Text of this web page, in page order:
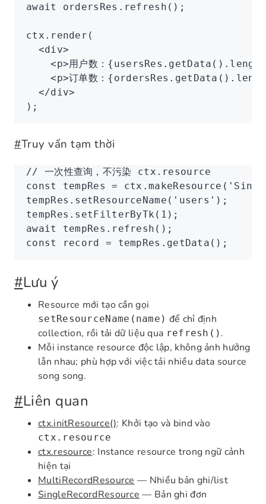
await
ordersRes .refresh ();
ctx .render (
  <
div>
    <
p>用户数：
    <
p>订单数：
  </
div>
);
#Truy vấn tạm thời
// 一次性查询，不污染 ctx.resource
const
tempRes = ctx .makeResource (
tempRes .setResourceName ( 'users' );
tempRes .setFilterByTk ( 1 );
await
tempRes .refresh ();
const
record = tempRes .getData ();
#Lưu ý
Resource mới tạo cần gọi
setResourceName(name) để chỉ định
collection, rồi tải dữ liệu qua refresh() .
Mỗi instance resource độc lập, không ảnh hưởng
lẫn nhau; phù hợp với việc tải nhiều data source
song song.
#Liên quan
ctx.initResource(): Khởi tạo và bind vào
ctx.resource
ctx.resource: Instance resource trong ngữ cảnh
hiện tại
MultiRecordResource — Nhiều bản ghi/list
SingleRecordResource — Bản ghi đơn